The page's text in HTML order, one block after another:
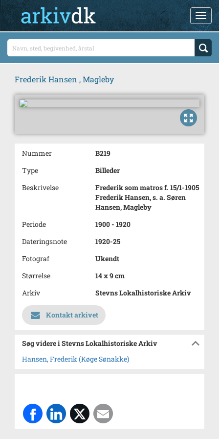
Frederik Hansen , Magleby
Nummer
B219
Type
Billeder
Beskrivelse
Frederik som matros f. 15/1-1905
Frederik Hansen, s. a. Søren
Hansen, Magleby
Periode
1900 - 1920
Dateringsnote
1920-25
Fotograf
Ukendt
Størrelse
14 x 9 cm
Arkiv
Stevns Lokalhistoriske Arkiv
Kontakt arkivet
Søg videre i Stevns Lokalhistoriske Arkiv
Hansen, Frederik (Køge Sønakke)